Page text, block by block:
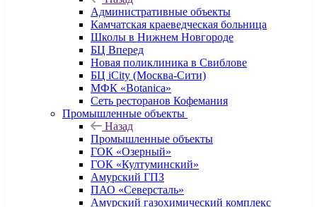
Административные объекты
Камчатская краеведческая больница
Школы в Нижнем Новгороде
БЦ Вперед
Новая поликлиника в Свиблове
БЦ iCity (Москва-Сити)
МФК «Botanica»
Сеть ресторанов Кофемания
Промышленные объекты
Назад
Промышленные объекты
ГОК «Озерный»
ГОК «Култуминский»
Амурский ГПЗ
ПАО «Северсталь»
Амурский газохимический комплекс